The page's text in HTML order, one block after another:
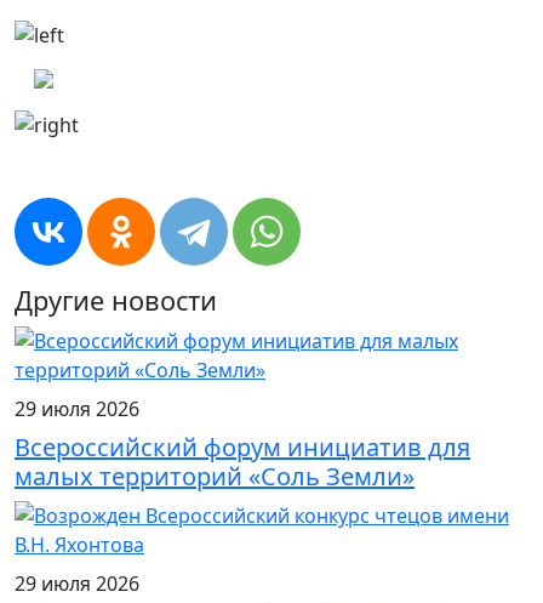
Другие новости
29 июля 2026
Всероссийский форум инициатив для
малых территорий «Соль Земли»
29 июля 2026